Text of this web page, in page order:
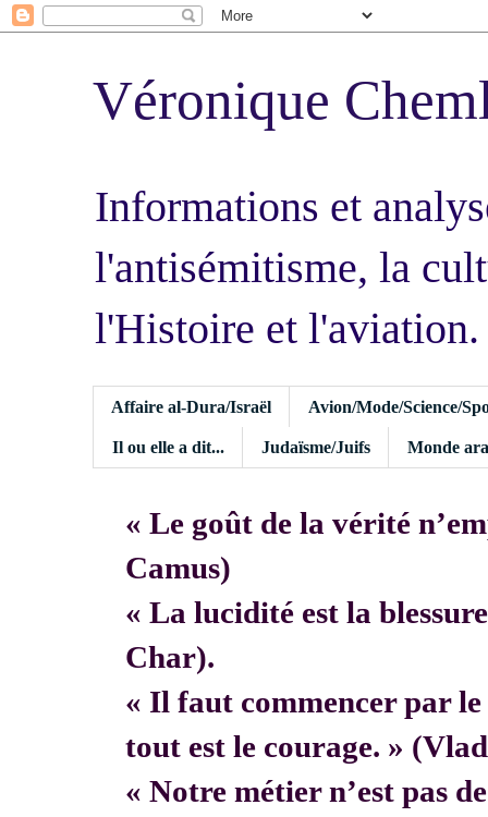
Véronique
Informations et
l'antisémitisme, la
l'Histoire et l'aviation.
Affaire al-Dura/Israël Avion/Mode/Science/
Il ou elle a dit... Judaïsme/Juifs Monde
« Le goût de la vérité
Camus)
« La lucidité est la
Char).
« Il faut commencer par le
tout est le courage. »
« Notre métier n’est pas